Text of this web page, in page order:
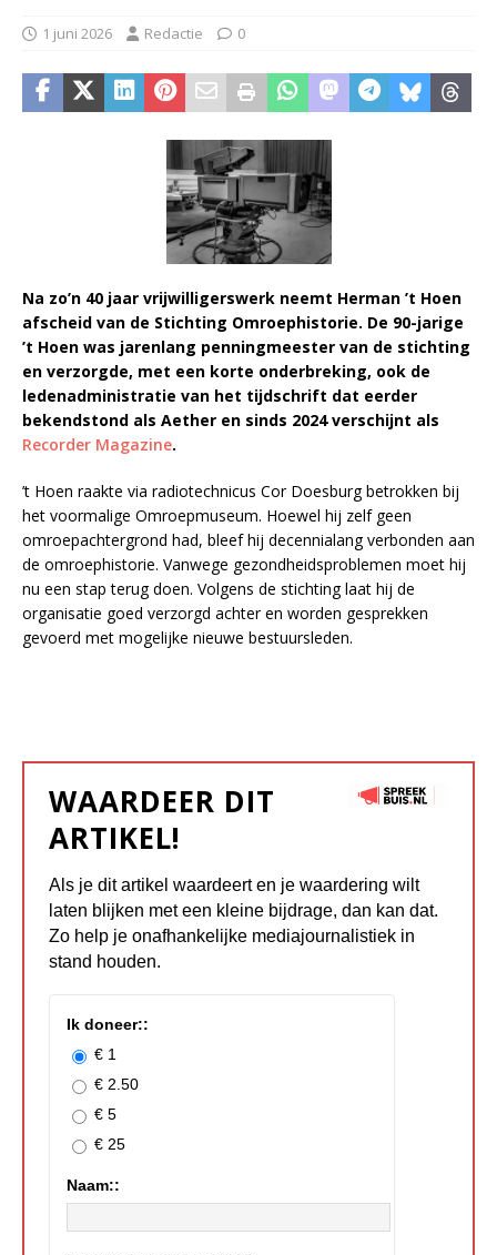
1 juni 2026 Redactie 0
Na zo’n 40 jaar vrijwilligerswerk neemt Herman ’t Hoen
afscheid van de Stichting Omroephistorie. De 90-jarige
’t Hoen was jarenlang penningmeester van de stichting
en verzorgde, met een korte onderbreking, ook de
ledenadministratie van het tijdschrift dat eerder
bekendstond als Aether en sinds 2024 verschijnt als
Recorder Magazine.
’t Hoen raakte via radiotechnicus Cor Doesburg betrokken bij
het voormalige Omroepmuseum. Hoewel hij zelf geen
omroepachtergrond had, bleef hij decennialang verbonden aan
de omroephistorie. Vanwege gezondheidsproblemen moet hij
nu een stap terug doen. Volgens de stichting laat hij de
organisatie goed verzorgd achter en worden gesprekken
gevoerd met mogelijke nieuwe bestuursleden.
WAARDEER DIT
ARTIKEL!
Als je dit artikel waardeert en je waardering wilt
laten blijken met een kleine bijdrage, dan kan dat.
Zo help je onafhankelijke mediajournalistiek in
stand houden.
Ik doneer::
€ 1
€ 2.50
€ 5
€ 25
Naam::